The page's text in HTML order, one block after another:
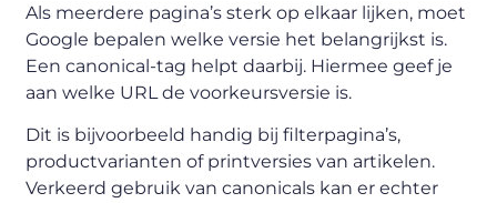
Als meerdere pagina’s sterk op elkaar lijken, moet
Google bepalen welke versie het belangrijkst is.
Een canonical-tag helpt daarbij. Hiermee geef je
aan welke URL de voorkeursversie is.
Dit is bijvoorbeeld handig bij filterpagina’s,
productvarianten of printversies van artikelen.
Verkeerd gebruik van canonicals kan er echter